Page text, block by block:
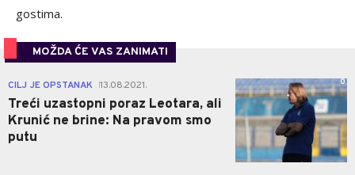
gostima.
MOŽDA ĆE VAS ZANIMATI
CILJ JE OPSTANAK 13.08.2021.
Treći uzastopni poraz Leotara, ali
Krunić ne brine: Na pravom smo
putu
0